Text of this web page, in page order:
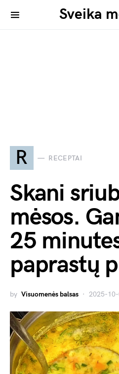
Sveika
R RECEPTAI
Skani
mėsos.
25
paprastų
by Visuomenės balsas 2025-